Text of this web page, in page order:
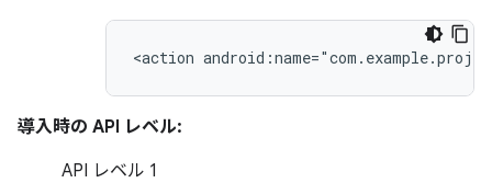
<action
導入時の API レベル:
API レベル 1